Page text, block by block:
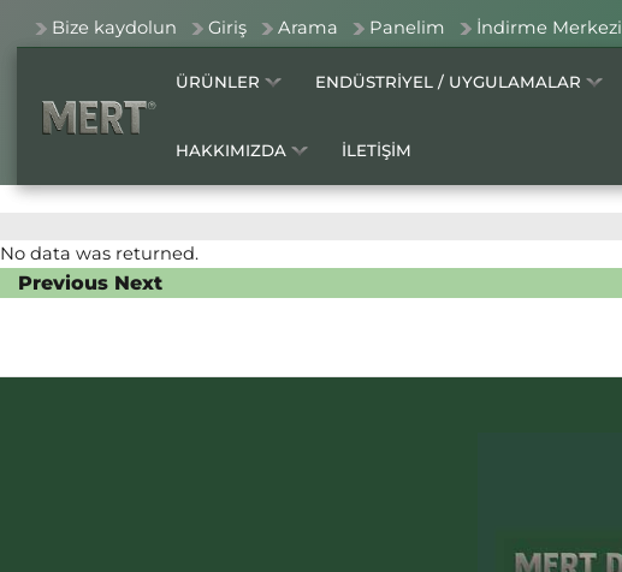
Bize kaydolun Giriş Arama Panelim İndirme Merkezi
ÜRÜNLER ENDÜSTRİYEL / UYGULAMALAR
HAKKIMIZDA İLETİŞİM
No data was returned.
Previous Next